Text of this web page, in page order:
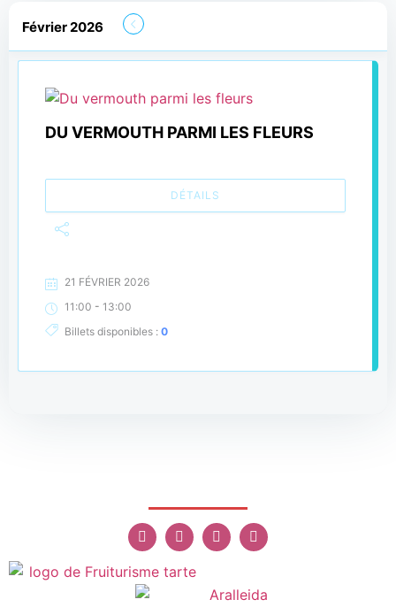
Février 2026
DU VERMOUTH PARMI LES FLEURS
DÉTAILS
21 FÉVRIER 2026
11:00 - 13:00
Billets disponibles : 0